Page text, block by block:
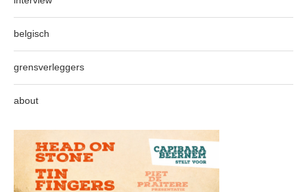
belgisch
grensverleggers
about